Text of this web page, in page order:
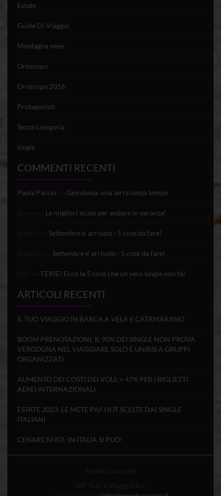
Estate
Guide Di Viaggio
Montagna neve
Oroscopo
Oroscopo 2016
Protagonisti
Senza categoria
single
COMMENTI RECENTI
Paola Paccoi Giordania: una terra senza tempo
Le migliori scuse per andare in vacanza!
Settembre e’ arrivato : 5 cose da fare!
Settembre e’ arrivato : 5 cose da fare!
FERIE? Ecco le 5 cose che un vero single non fa!
ARTICOLI RECENTI
IL TUO VIAGGIO IN BARCA A VELA E CATAMARANO
BOOM PRENOTAZIONI: IL 90% DEI SINGLE NON PROVA
VERGOGNA NEL VIAGGIARE SOLO E UNIRSI A GRUPPI
ORGANIZZATI
AUMENTO DEI COSTI DEI VOLI: + 47% PER I BIGLIETTI
AEREI INTERNAZIONALI
ESTATE 2023: LE METE PIU’ HOT SCELTE DAI SINGLE
ITALIANI
CENARE NUDI: IN ITALIA SI PUÒ!